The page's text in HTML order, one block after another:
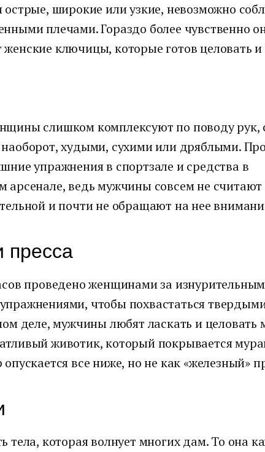
широкие или узкие, невозможно
плечами. Гораздо более чувственно
ключицы, которые готов целовать и
слишком комплексуют по поводу рук,
худыми, сухими или дряблыми.
упражнения в спортзале и средства в
арсенале, ведь мужчины совсем не считают
и почти не обращают на нее
пресса
проведено женщинами за
чтобы похвастаться
деле, мужчины любят ласкать и целовать
животик, который покрывается
все ниже, но не как «железный»
тела, которая волнует многих дам. То она